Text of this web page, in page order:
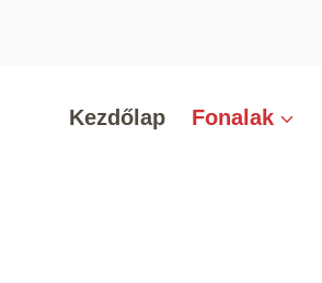
Kezdőlap Fonalak